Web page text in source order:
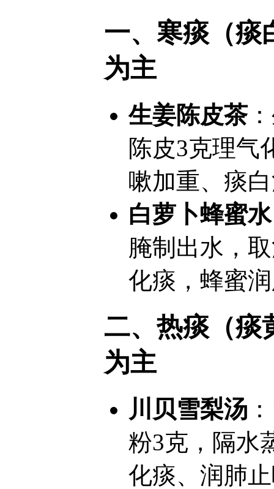
一、寒痰（
为主
生姜陈皮茶
陈皮3克理气
嗽加重、痰
白萝卜蜂蜜水
腌制出水，
化痰，蜂蜜
二、热痰（
为主
川贝雪梨汤
粉3克，隔水
化痰、润肺